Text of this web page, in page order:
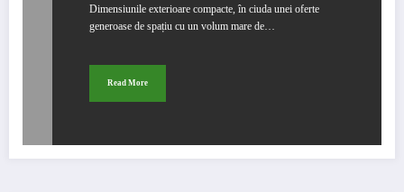
Dimensiunile exterioare compacte, în ciuda unei oferte
generoase de spațiu cu un volum mare de…
Read More